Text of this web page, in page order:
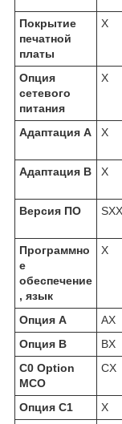
Покрытие
печатной
платы
X
Опция
сетевого
питания
X
Адаптация А X
Адаптация В
X
Версия ПО
Программно
е
обеспечение
, язык
X
Опция A AX
Опция В
BX
C0 Option
MCO
CX
Опция C1 X